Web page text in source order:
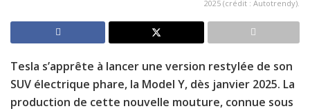
2025 (crédit : Autotrendy).
Tesla s’apprête à lancer une version restylée de son
SUV électrique phare, la Model Y, dès janvier 2025. La
production de cette nouvelle mouture, connue sous